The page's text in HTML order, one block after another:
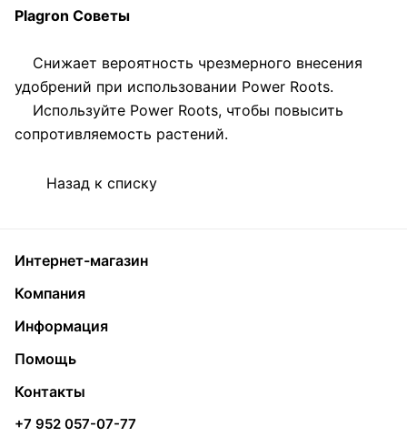
Plagron Советы
Снижает вероятность чрезмерного внесения
удобрений при использовании Power Roots.
Используйте Power Roots, чтобы повысить
сопротивляемость растений.
Назад к списку
Интернет-магазин
Компания
Информация
Помощь
Контакты
+7 952 057-07-77